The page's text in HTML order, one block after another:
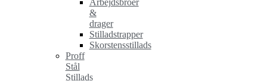
&
drager
Stilladstrapper
Skorstensstillads
Proff
Stål
Stillads